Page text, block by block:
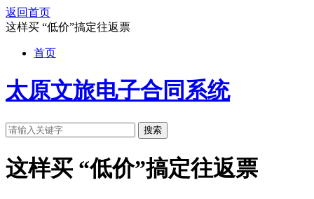
返回首页
这样买 “低价”搞定往返票
首页
太原文旅电子合同系统
搜索
这样买 “低价”搞定往返票